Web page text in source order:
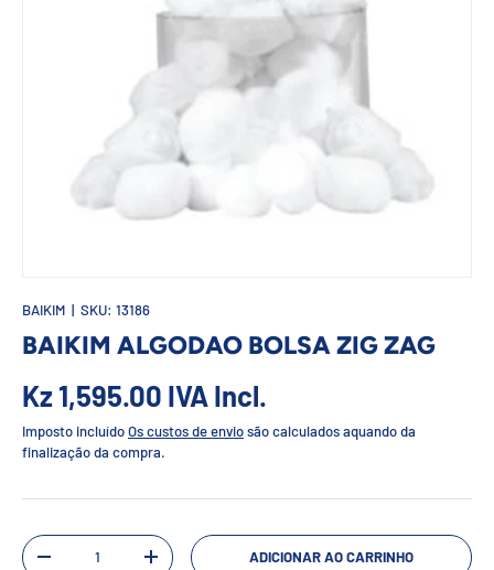
BAIKIM | SKU: 13186
BAIKIM ALGODAO BOLSA ZIG ZAG
Kz 1,595.00 IVA Incl.
Imposto incluídoOs custos de enviosão calculados aquando da
finalização da compra.
Qtd.
-
+ ADICIONAR AO CARRINHO